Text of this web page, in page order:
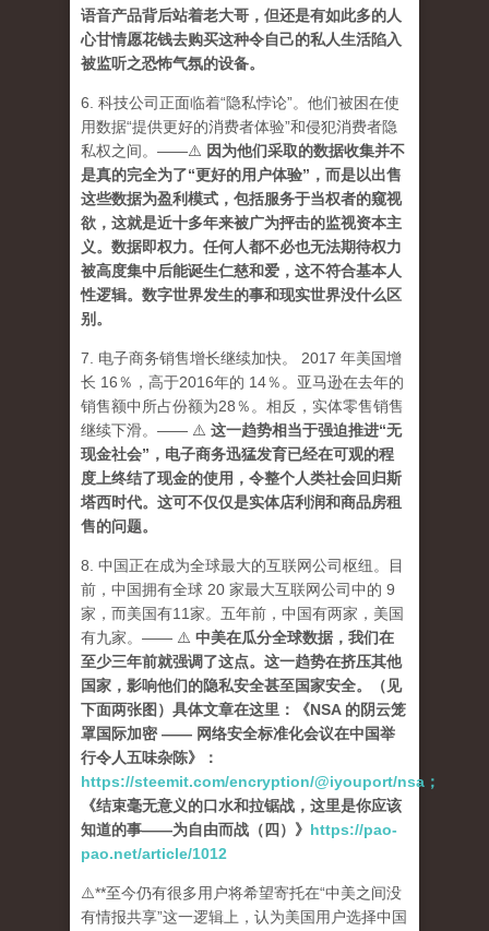
语音产品背后站着老大哥，但还是有如此多的人
心甘情愿花钱去购买这种令自己的私人生活陷入
被监听之恐怖气氛的设备。
6. 科技公司正面临着“隐私悖论”。他们被困在使
用数据“提供更好的消费者体验”和侵犯消费者隐
私权之间。——⚠️ 因为他们采取的数据收集并不
是真的完全为了“更好的用户体验”，而是以出售
这些数据为盈利模式，包括服务于当权者的窥视
欲，这就是近十多年来被广为抨击的监视资本主
义。数据即权力。任何人都不必也无法期待权力
被高度集中后能诞生仁慈和爱，这不符合基本人
性逻辑。数字世界发生的事和现实世界没什么区
别。
7. 电子商务销售增长继续加快。 2017 年美国增
长 16％，高于2016年的 14％。亚马逊在去年的
销售额中所占份额为28％。相反，实体零售销售
继续下滑。—— ⚠️ 这一趋势相当于强迫推进“无
现金社会”，电子商务迅猛发育已经在可观的程
度上终结了现金的使用，令整个人类社会回归斯
塔西时代。这可不仅仅是实体店利润和商品房租
售的问题。
8. 中国正在成为全球最大的互联网公司枢纽。目
前，中国拥有全球 20 家最大互联网公司中的 9
家，而美国有11家。五年前，中国有两家，美国
有九家。—— ⚠️ 中美在瓜分全球数据，我们在
至少三年前就强调了这点。这一趋势在挤压其他
国家，影响他们的隐私安全甚至国家安全。（见
下面两张图）具体文章在这里：《NSA 的阴云笼
罩国际加密 —— 网络安全标准化会议在中国举
行令人五味杂陈》：
https://steemit.com/encryption/@iyouport/nsa；
《结束毫无意义的口水和拉锯战，这里是你应该
知道的事——为自由而战（四）》 https://pao-
pao.net/article/1012
⚠️**至今仍有很多用户将希望寄托在“中美之间没
有情报共享”这一逻辑上，认为美国用户选择中国